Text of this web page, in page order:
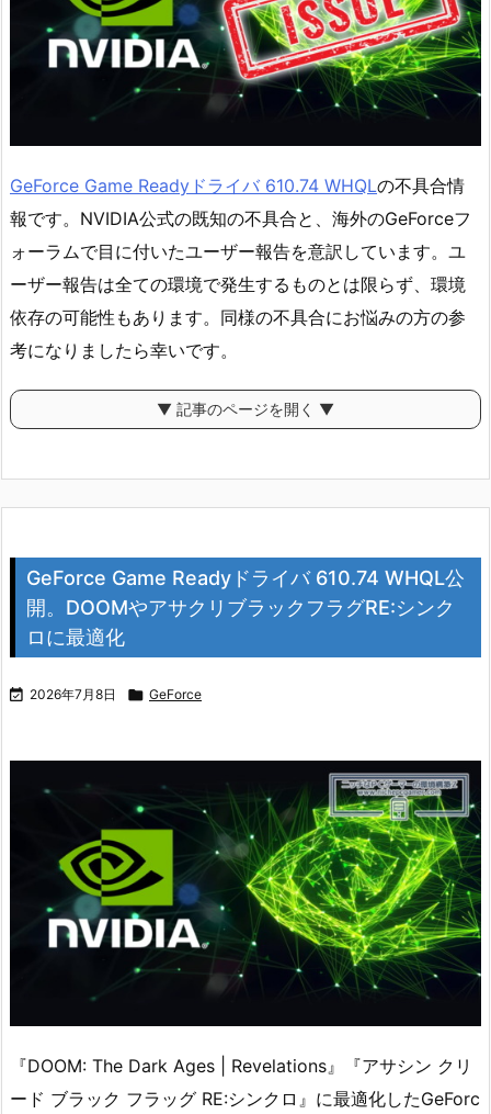
GeForce Game Readyドライバ 610.74 WHQLの不具合情
報です。NVIDIA公式の既知の不具合と、海外のGeForceフ
ォーラムで目に付いたユーザー報告を意訳しています。ユ
ーザー報告は全ての環境で発生するものとは限らず、環境
依存の可能性もあります。同様の不具合にお悩みの方の参
考になりましたら幸いです。
▼ 記事のページを開く ▼
GeForce Game Readyドライバ 610.74 WHQL公
開。DOOMやアサクリブラックフラグRE:シンク
ロに最適化
 2026年7月8日  GeForce
『DOOM: The Dark Ages | Revelations』『アサシン クリ
ード ブラック フラッグ RE:シンクロ』に最適化したGeForc